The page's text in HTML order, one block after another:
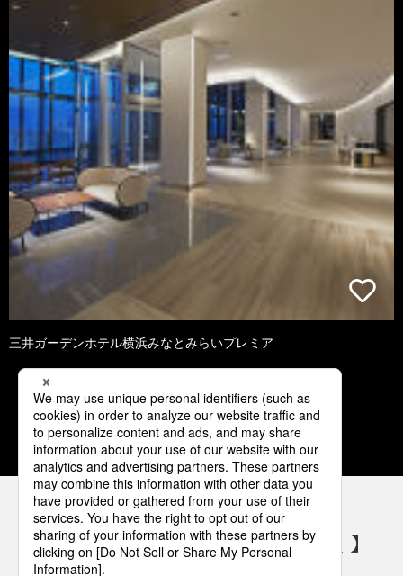
三井ガーデンホテル横浜みなとみらいプレミア
3 4 5 6 7
パナソニックの電気設備 SNSアカウント